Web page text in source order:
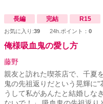
長編 完結 R15
お気に入り:39 24h.ポイント： 0
俺様吸血鬼の愛し方
藤野
親友と訪れた喫茶店で、千夏
鬼の先祖返りだという晃輝
うして私があんたと結婚し